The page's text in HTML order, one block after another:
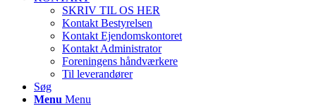
SKRIV TIL OS HER
Kontakt Bestyrelsen
Kontakt Ejendomskontoret
Kontakt Administrator
Foreningens håndværkere
Til leverandører
Søg
Menu Menu